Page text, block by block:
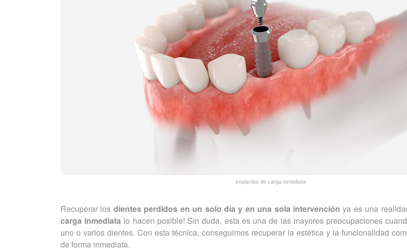
Implantes de carga inmediata
Recuperar los dientes perdidos en un solo día y en una sola intervención ya es una
carga inmediata lo hacen posible! Sin duda, esta es una de las mayores preocupaciones
uno o varios dientes. Con esta técnica, conseguimos recuperar la estética y la funcionalidad
de forma inmediata.